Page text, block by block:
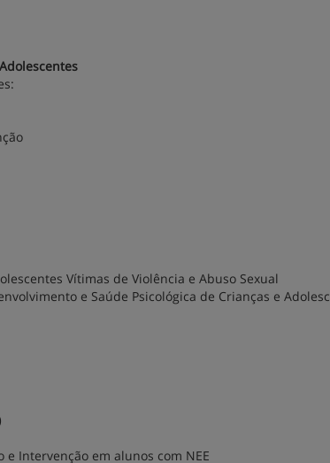
Vítimas de Violência e Abuso Sexual
e Saúde Psicológica de Crianças e
e Intervenção em alunos com NEE